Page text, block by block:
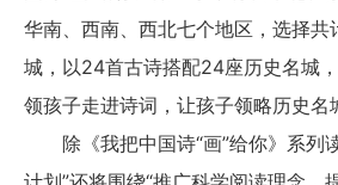
华南、西南、西北七个地区，选择共
城，以24首古诗搭配24座历史名城
领孩子走进诗词，让孩子领略历史名
除《我把中国诗“画”给你》系列